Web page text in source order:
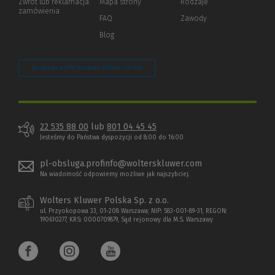
innej
zamówienia
FAQ
Blog
Zawody
Zarządzaj preferencjami plików cookie
22 535 88 00 lub 801 04 45 45
Jesteśmy do Państwa dyspozycji od 8:00 do 16:00
pl-obsluga.profinfo@wolterskluwer.com
Na wiadomość odpowiemy możliwe jak najszybciej.
Wolters Kluwer Polska Sp. z o.o.
ul. Przyokopowa 33, 01-208 Warszawa; NIP: 583-001-89-31, REGON:
190610277, KRS: 0000709879, Sąd rejonowy dla M.S. Warszawy